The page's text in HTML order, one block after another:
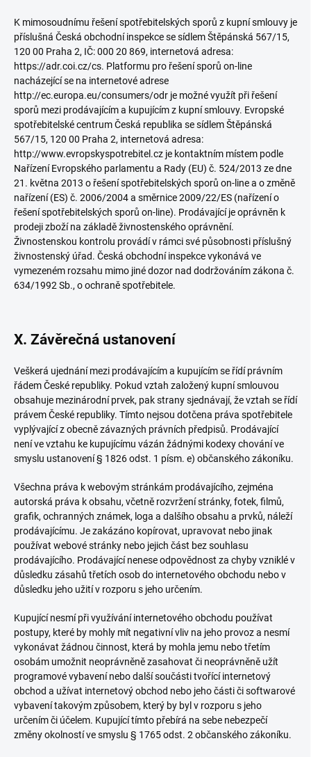
K mimosoudnímu řešení spotřebitelských sporů z kupní smlouvy je
příslušná Česká obchodní inspekce se sídlem Štěpánská 567/15,
120 00 Praha 2, IČ: 000 20 869, internetová adresa:
https://adr.coi.cz/cs. Platformu pro řešení sporů on-line
nacházející se na internetové adrese
http://ec.europa.eu/consumers/odr je možné využít při řešení
sporů mezi prodávajícím a kupujícím z kupní smlouvy. Evropské
spotřebitelské centrum Česká republika se sídlem Štěpánská
567/15, 120 00 Praha 2, internetová adresa:
http://www.evropskyspotrebitel.cz je kontaktním místem podle
Nařízení Evropského parlamentu a Rady (EU) č. 524/2013 ze dne
21. května 2013 o řešení spotřebitelských sporů on-line a o změně
nařízení (ES) č. 2006/2004 a směrnice 2009/22/ES (nařízení o
řešení spotřebitelských sporů on-line). Prodávající je oprávněn k
prodeji zboží na základě živnostenského oprávnění.
Živnostenskou kontrolu provádí v rámci své působnosti příslušný
živnostenský úřad. Česká obchodní inspekce vykonává ve
vymezeném rozsahu mimo jiné dozor nad dodržováním zákona č.
634/1992 Sb., o ochraně spotřebitele.
X. Závěrečná ustanovení
Veškerá ujednání mezi prodávajícím a kupujícím se řídí právním
řádem České republiky. Pokud vztah založený kupní smlouvou
obsahuje mezinárodní prvek, pak strany sjednávají, že vztah se řídí
právem České republiky. Tímto nejsou dotčena práva spotřebitele
vyplývající z obecně závazných právních předpisů. Prodávající
není ve vztahu ke kupujícímu vázán žádnými kodexy chování ve
smyslu ustanovení § 1826 odst. 1 písm. e) občanského zákoníku.
Všechna práva k webovým stránkám prodávajícího, zejména
autorská práva k obsahu, včetně rozvržení stránky, fotek, filmů,
grafik, ochranných známek, loga a dalšího obsahu a prvků, náleží
prodávajícímu. Je zakázáno kopírovat, upravovat nebo jinak
používat webové stránky nebo jejich část bez souhlasu
prodávajícího. Prodávající nenese odpovědnost za chyby vzniklé v
důsledku zásahů třetích osob do internetového obchodu nebo v
důsledku jeho užití v rozporu s jeho určením.
Kupující nesmí při využívání internetového obchodu používat
postupy, které by mohly mít negativní vliv na jeho provoz a nesmí
vykonávat žádnou činnost, která by mohla jemu nebo třetím
osobám umožnit neoprávněně zasahovat či neoprávněně užít
programové vybavení nebo další součásti tvořící internetový
obchod a užívat internetový obchod nebo jeho části či softwarové
vybavení takovým způsobem, který by byl v rozporu s jeho
určením či účelem. Kupující tímto přebírá na sebe nebezpečí
změny okolností ve smyslu § 1765 odst. 2 občanského zákoníku.